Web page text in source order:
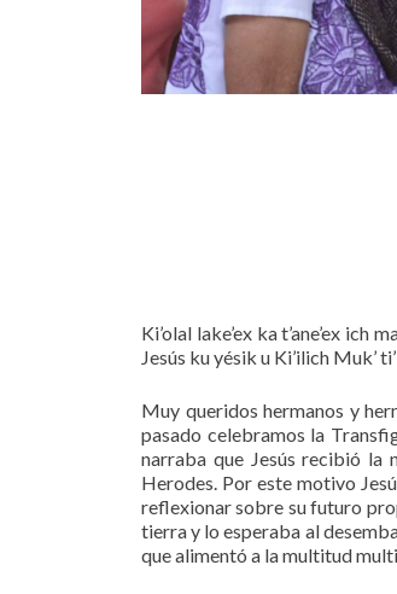
Ki’olal lake’ex ka t’ane’ex
Jesús ku yésik u Ki’ilich Muk’
Muy queridos hermanos y
pasado celebramos la
narraba que Jesús recibió la
Herodes. Por este motivo
reflexionar sobre su futuro
tierra y lo esperaba al
que alimentó a la multitud